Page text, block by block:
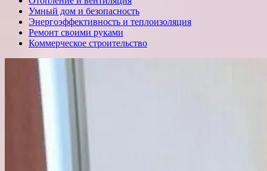
Умный дом и безопасность
Энергоэффективность и теплоизоляция
Ремонт своими руками
Коммерческое строительство